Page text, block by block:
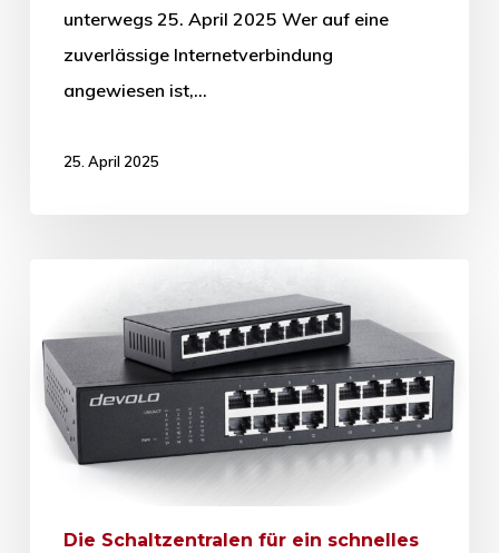
unterwegs 25. April 2025 Wer auf eine
zuverlässige Internetverbindung
angewiesen ist,…
25. April 2025
Die Schaltzentralen für ein schnelles